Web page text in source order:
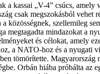
a kassai „V-4” csúcs, amely
csak megszokásból vehet
közösségnek, szellemileg
megtagadta mindazokat a
és célokat, amely
a NATO-hoz és a nyugati
tömörítette. Magyarország
Orbán hiába próbálta az